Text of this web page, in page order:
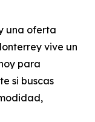
una oferta
vive un
para
si buscas